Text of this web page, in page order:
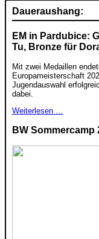
Daueraushang:
EM in Pardubice:
Tu, Bronze für
Mit zwei Medaillen
Europameisterschaft
Jugendauswahl
dabei.
Weiterlesen …
BW Sommercamp